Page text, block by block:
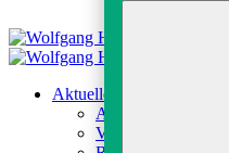
Aktuelles
Aktuelles
Veranstaltungen